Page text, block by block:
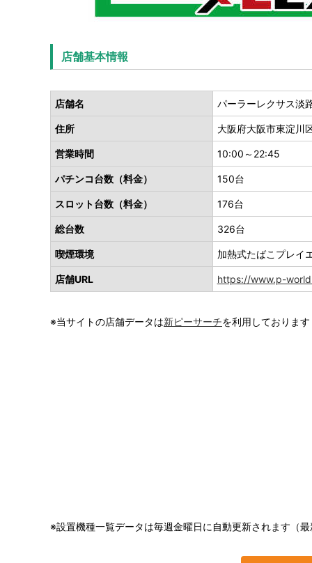
店舗基本情報
店舗名 パーラーレクサス淡
住所 大阪府大阪市東淀川
営業時間 10:00～22:45
パチンコ台数（料金） 150台
スロット台数（料金） 176台
総台数 326台
喫煙環境 加熱式たばこプレ
店舗URL https://www.p-
※当サイトの店舗データは新ピーサーチを利用しております
※設置機種一覧データは毎週金曜日に自動更新されます（